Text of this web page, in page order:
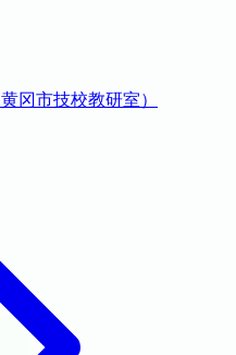
冈市技校教研室）